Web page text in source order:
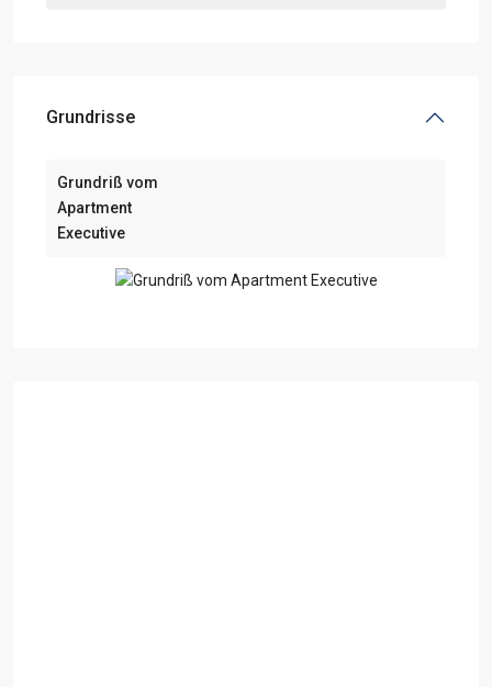
Grundrisse
Grundriß vom
Apartment
Executive